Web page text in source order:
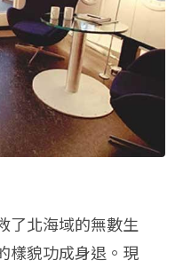
了北海域的無數生
樣貌功成身退。現